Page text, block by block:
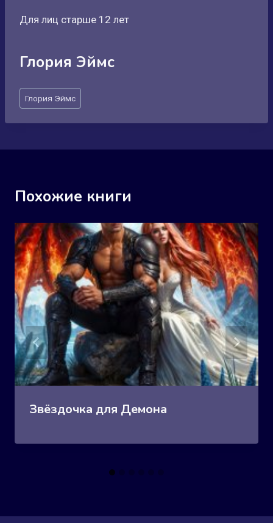
Для лиц старше 12 лет
Глория Эймс
Метки
записи:
Глория Эймс
Похожие книги
Звёздочка для Демона